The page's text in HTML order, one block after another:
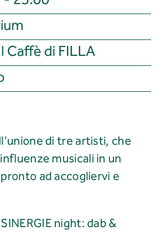
Caffè di FILLA
di tre artisti, che
musicali in un
ad accogliervi e
night: dab &